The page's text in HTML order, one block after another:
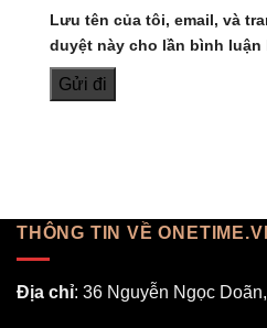
Lưu tên của tôi, email, và
duyệt này cho lần bình luận
THÔNG TIN VỀ
Địa chỉ: 36 Nguyễn Ngọc